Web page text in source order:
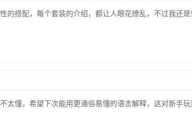
的搭配，每个套装的介绍，都让人眼花缭乱，不过我还
懂，希望下次能用更通俗易懂的语言解释，这对新手玩